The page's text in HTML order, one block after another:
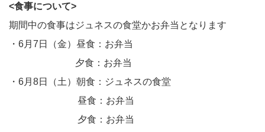
<食事について>
期間中の食事はジュネスの食堂かお弁当となります
・6月7日（金）昼食：お弁当
夕食：お弁当
・6月8日（土）朝食：ジュネスの食堂
昼食：お弁当
夕食：お弁当